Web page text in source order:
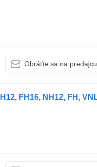
Obráťte sa na predajcu